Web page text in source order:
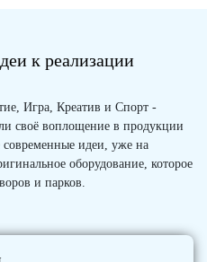
к реализации
Игра, Креатив и Спорт -
своё воплощение в продукции
идеи, уже на
оборудование, которое
и парков.